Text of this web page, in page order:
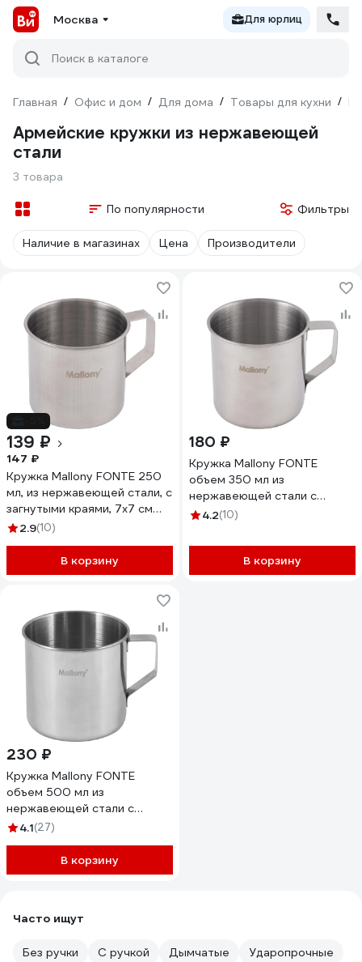
Москва Для юрлиц
Поиск в каталоге
Главная / Офис и дом / Для дома / Товары для кухни /
Армейские кружки из нержавеющей
стали
3 товара
По популярности Фильтры
Наличие в магазинах Цена Производители
139 ₽
147 ₽
Кружка Mallony FONTE 250
мл, из нержавеющей стали, с
загнутыми краями, 7х7 см
003062
2.9(10)
В корзину
180 ₽
Кружка Mallony FONTE
объем 350 мл из
нержавеющей стали с
загнутыми краями размер
4.2(10)
В корзину
230 ₽
Кружка Mallony FONTE
объем 500 мл из
нержавеющей стали с
загнутыми краями размер
4.1(27)
В корзину
Часто ищут
Без ручки С ручкой Дымчатые
Ударопрочные